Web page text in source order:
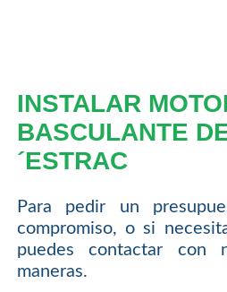
INSTALAR
BASCULANTE
´ESTRAC
Para pedir un
compromiso, o si
puedes contactar con
maneras.